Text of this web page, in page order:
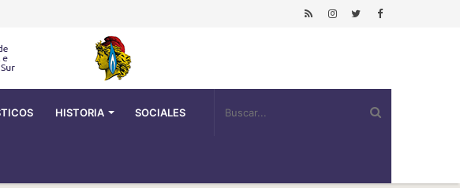
HISTORIA SOCIALES